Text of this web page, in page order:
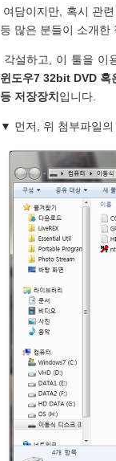
여담이지만, 혹시 관
등 많은 분들이 소개한
각설하고, 이 툴을 이
윈도우7 32bit DVD 혹
등 저장장치 입니다.
▼ 먼저, 위 첨부파일의